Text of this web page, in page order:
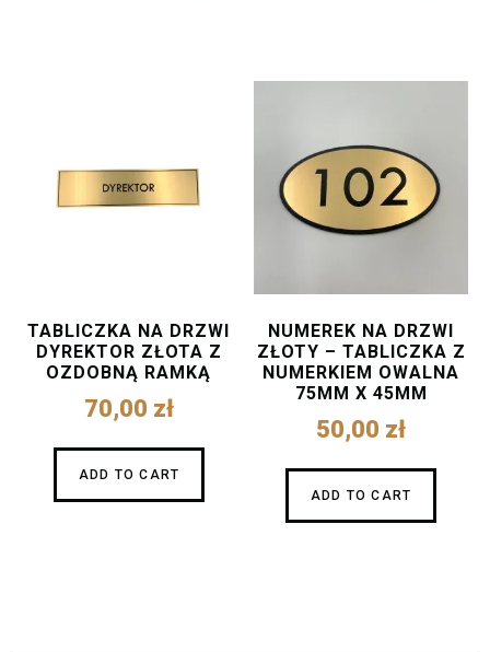
TABLICZKA NA DRZWI
DYREKTOR ZŁOTA Z
OZDOBNĄ RAMKĄ
70,00 zł
ADD TO CART
NUMEREK NA DRZWI
ZŁOTY – TABLICZKA Z
NUMERKIEM OWALNA
75MM X 45MM
50,00 zł
ADD TO CART